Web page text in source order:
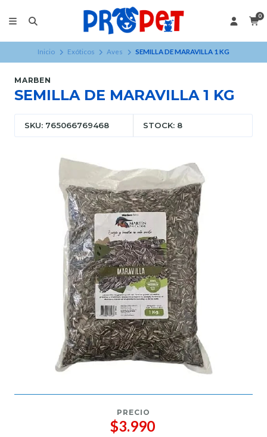
0
Inicio Exóticos Aves SEMILLA DE MARAVILLA 1 KG
MARBEN
SEMILLA DE MARAVILLA 1 KG
SKU: 765066769468 STOCK: 8
PRECIO
$3.990